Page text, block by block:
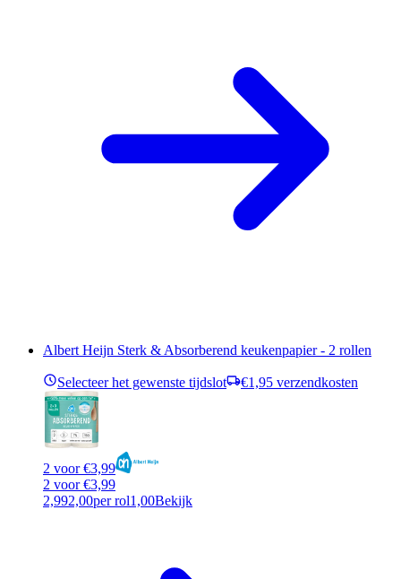
Albert Heijn Sterk & Absorberend keukenpapier - 2 rollen
Selecteer het gewenste tijdslot €1,95 verzendkosten
2 voor €3,99
2 voor €3,99
2,992,00per rol1,00Bekijk